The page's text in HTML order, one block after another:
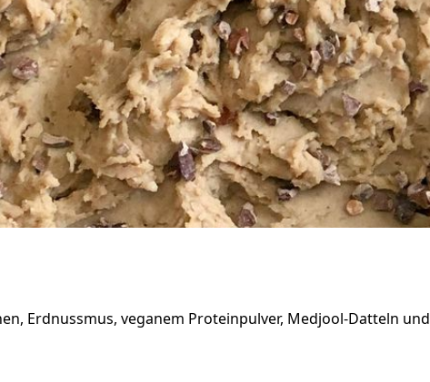
Erdnussmus, veganem Proteinpulver, Medjool-Datteln und